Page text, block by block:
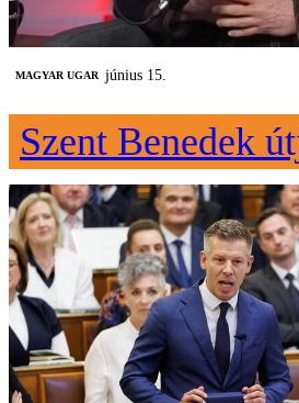
MAGYAR UGAR június 15.
Szent Benedek